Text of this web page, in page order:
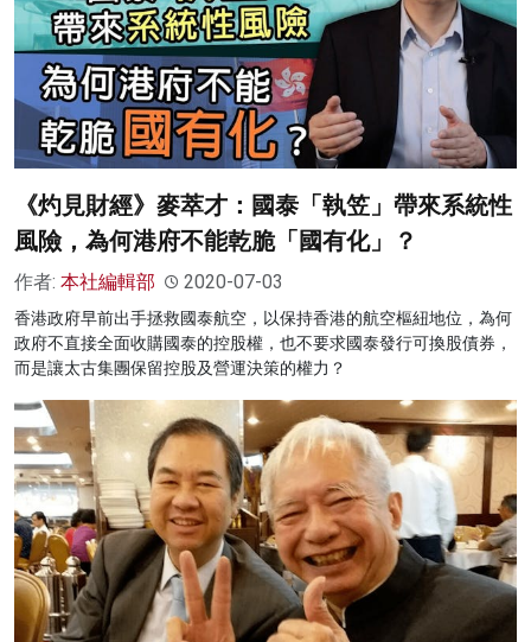
《灼見財經》麥萃才：國泰「執笠」帶來系統性
風險，為何港府不能乾脆「國有化」？
作者: 本社編輯部 2020-07-03
香港政府早前出手拯救國泰航空，以保持香港的航空樞紐地位，為何
政府不直接全面收購國泰的控股權，也不要求國泰發行可換股債券，
而是讓太古集團保留控股及營運決策的權力？